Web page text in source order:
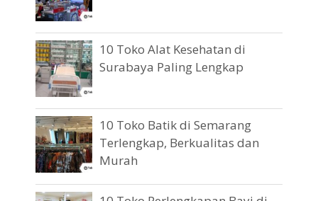
10 Toko Alat Kesehatan di
Surabaya Paling Lengkap
10 Toko Batik di Semarang
Terlengkap, Berkualitas dan
Murah